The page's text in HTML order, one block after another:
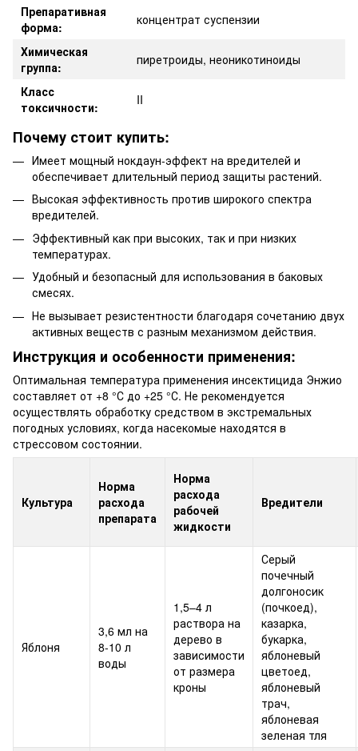
Препаративная
форма:
концентрат суспензии
Химическая
группа:
пиретроиды, неоникотиноиды
Класс
токсичности:
II
Почему стоит купить:
Имеет мощный нокдаун-эффект на вредителей и
обеспечивает длительный период защиты растений.
Высокая эффективность против широкого спектра
вредителей.
Эффективный как при высоких, так и при низких
температурах.
Удобный и безопасный для использования в баковых
смесях.
Не вызывает резистентности благодаря сочетанию двух
активных веществ с разным механизмом действия.
Инструкция и особенности применения:
Оптимальная температура применения инсектицида Энжио
составляет от +8 °С до +25 °С. Не рекомендуется
осуществлять обработку средством в экстремальных
погодных условиях, когда насекомые находятся в
стрессовом состоянии.
Культура
Норма
расхода
препарата
Норма
расхода
рабочей
жидкости
Вредители
Яблоня
3,6 мл на
8-10 л
воды
1,5–4 л
раствора на
дерево в
зависимости
от размера
кроны
Серый
почечный
долгоносик
(почкоед),
казарка,
букарка,
яблоневый
цветоед,
яблоневый
трач,
яблоневая
зеленая тля